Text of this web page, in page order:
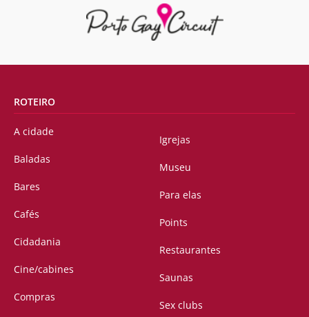
ROTEIRO
A cidade
Baladas
Bares
Cafés
Cidadania
Cine/cabines
Compras
Igrejas
Museu
Para elas
Points
Restaurantes
Saunas
Sex clubs